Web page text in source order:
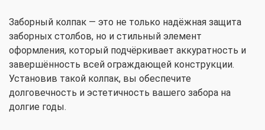
Заборный колпак — это не только надёжная защита
заборных столбов, но и стильный элемент
оформления, который подчёркивает аккуратность и
завершённость всей ограждающей конструкции.
Установив такой колпак, вы обеспечите
долговечность и эстетичность вашего забора на
долгие годы.